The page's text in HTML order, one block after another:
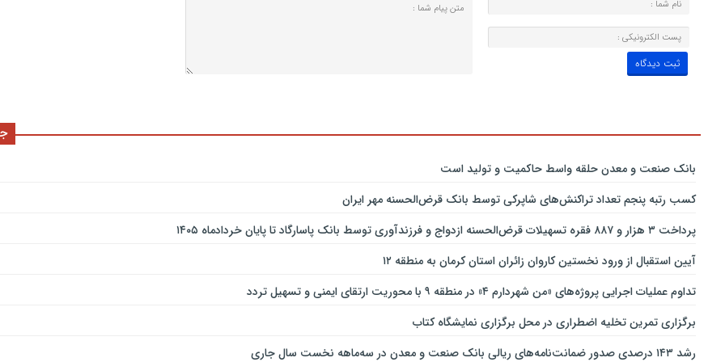
بانك صنعت و معدن حلقه واسط حاكمیت و تولید است
کسب رتبه پنجم تعداد تراکنش‌های شاپرکی توسط بانک قرض‌الحسنه مهر ایران
پرداخت ۳ هزار و ۸۸۷ فقره تسهیلات قرض‌الحسنه ازدواج و فرزندآوری توسط بانک پاسارگاد تا پایان خردادماه ۱۴۰۵
آیین استقبال از ورود نخستین کاروان زائران استان کرمان به منطقه ۱۲
تداوم عملیات اجرایی پروژه‌های «من شهردارم ۴» در منطقه ۹ با محوریت ارتقای ایمنی و تسهیل تردد
برگزاری تمرین تخلیه اضطراری در محل برگزاری نمایشگاه کتاب
رشد ۱۴۳ درصدی صدور ضمانت‌نامه‌های ریالی بانک صنعت و معدن در سه‌ماهه نخست سال جاری